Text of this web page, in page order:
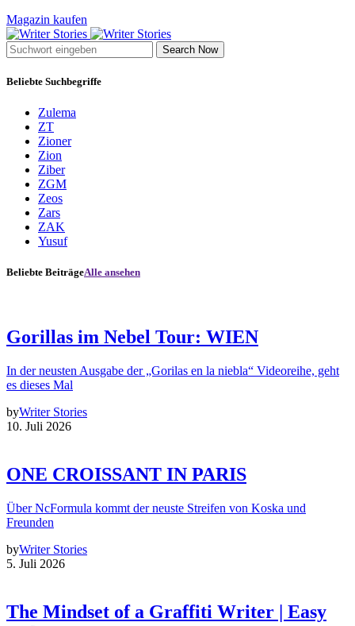
Magazin kaufen
Search Now
Beliebte Suchbegriffe
Zulema
ZT
Zioner
Zion
Ziber
ZGM
Zeos
Zars
ZAK
Yusuf
Beliebte BeiträgeAlle ansehen
Gorillas im Nebel Tour: WIEN
In der neusten Ausgabe der „Gorilas en la niebla“ Videoreihe, geht
es dieses Mal
byWriter Stories
10. Juli 2026
ONE CROISSANT IN PARIS
Über NcFormula kommt der neuste Streifen von Koska und
Freunden
byWriter Stories
5. Juli 2026
The Mindset of a Graffiti Writer | Easy